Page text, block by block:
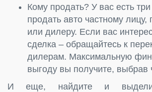
Кому продать? У вас есть
продать авто частному лицу,
или дилеру. Если вас
сделка – обращайтесь к
дилерам. Максимальную
выгоду вы получите, выбрав
И еще, найдите и